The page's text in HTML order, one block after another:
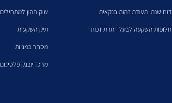
דוח שנתי תעודת זהות בנקאית
חלופות השקעה לבעלי יתרת זכות
שוק ההון למתחילים
תיק השקעות
מסחר במניות
מרכז יובנק פלטינום